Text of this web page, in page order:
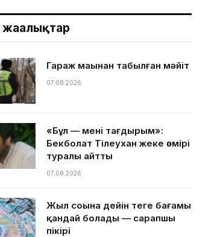
жаңалықтар
Гараж маңынан табылған мәйіт
07.08.2026
«Бұл — менің тағдырым»:
Бекболат Тілеухан жеке өмірі
туралы айтты
07.08.2026
Жыл соңына дейін теңге бағамы
қандай болады — сарапшы
пікірі